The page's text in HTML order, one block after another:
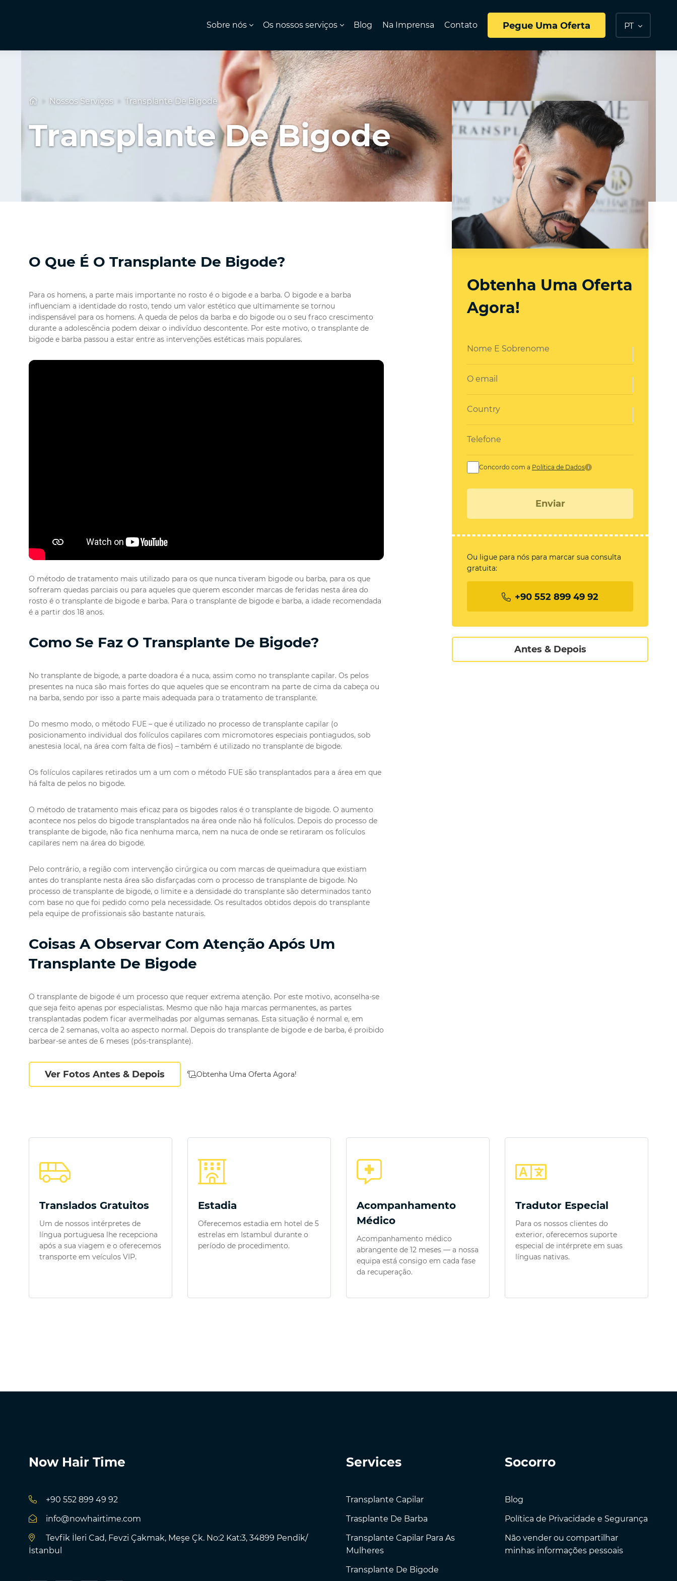
Sobre nós Os nossos serviços Blog Na Imprensa Contato Pegue Uma Oferta PT
Nossos Serviços Transplante De Bigode
Transplante De Bigode
Obtenha Uma Oferta
Agora!
Concordo com a Política de Dados i
Enviar
Ou ligue para nós para marcar sua consulta
gratuita:
+90 552 899 49 92
Antes & Depois
O Que É O Transplante De Bigode?
Para os homens, a parte mais importante no rosto é o bigode e a barba. O bigode e a barba
influenciam a identidade do rosto, tendo um valor estético que ultimamente se tornou
indispensável para os homens. A queda de pelos da barba e do bigode ou o seu fraco crescimento
durante a adolescência podem deixar o indivíduo descontente. Por este motivo, o transplante de
bigode e barba passou a estar entre as intervenções estéticas mais populares.
O método de tratamento mais utilizado para os que nunca tiveram bigode ou barba, para os que
sofreram quedas parciais ou para aqueles que querem esconder marcas de feridas nesta área do
rosto é o transplante de bigode e barba. Para o transplante de bigode e barba, a idade recomendada
é a partir dos 18 anos.
Como Se Faz O Transplante De Bigode?
No transplante de bigode, a parte doadora é a nuca, assim como no transplante capilar. Os pelos
presentes na nuca são mais fortes do que aqueles que se encontram na parte de cima da cabeça ou
na barba, sendo por isso a parte mais adequada para o tratamento de transplante.
Do mesmo modo, o método FUE – que é utilizado no processo de transplante capilar (o
posicionamento individual dos folículos capilares com micromotores especiais pontiagudos, sob
anestesia local, na área com falta de fios) – também é utilizado no transplante de bigode.
Os folículos capilares retirados um a um com o método FUE são transplantados para a área em que
há falta de pelos no bigode.
O método de tratamento mais eficaz para os bigodes ralos é o transplante de bigode. O aumento
acontece nos pelos do bigode transplantados na área onde não há folículos. Depois do processo de
transplante de bigode, não fica nenhuma marca, nem na nuca de onde se retiraram os folículos
capilares nem na área do bigode.
Pelo contrário, a região com intervenção cirúrgica ou com marcas de queimadura que existiam
antes do transplante nesta área são disfarçadas com o processo de transplante de bigode. No
processo de transplante de bigode, o limite e a densidade do transplante são determinados tanto
com base no que foi pedido como pela necessidade. Os resultados obtidos depois do transplante
pela equipe de profissionais são bastante naturais.
Coisas A Observar Com Atenção Após Um
Transplante De Bigode
O transplante de bigode é um processo que requer extrema atenção. Por este motivo, aconselha-se
que seja feito apenas por especialistas. Mesmo que não haja marcas permanentes, as partes
transplantadas podem ficar avermelhadas por algumas semanas. Esta situação é normal e, em
cerca de 2 semanas, volta ao aspecto normal. Depois do transplante de bigode e de barba, é proibido
barbear-se antes de 6 meses (pós-transplante).
Ver Fotos Antes & Depois Obtenha Uma Oferta Agora!
Translados Gratuitos
Um de nossos intérpretes de
língua portuguesa lhe recepciona
após a sua viagem e o oferecemos
transporte em veículos VIP.
Estadia
Oferecemos estadia em hotel de 5
estrelas em Istambul durante o
período de procedimento.
Acompanhamento
Médico
Acompanhamento médico
abrangente de 12 meses — a nossa
equipa está consigo em cada fase
da recuperação.
Tradutor Especial
Para os nossos clientes do
exterior, oferecemos suporte
especial de intérprete em suas
línguas nativas.
Now Hair Time
+90 552 899 49 92
info@nowhairtime.com
Tevfik İleri Cad, Fevzi Çakmak, Meşe Çk. No:2 Kat:3, 34899 Pendik/
İstanbul
Services
Transplante Capilar
Trasplante De Barba
Transplante Capilar Para As
Mulheres
Transplante De Bigode
Socorro
Blog
Política de Privacidade e Segurança
Não vender ou compartilhar
minhas informações pessoais